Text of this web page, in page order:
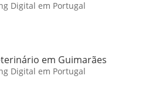
Digital em Portugal
em Guimarães
Digital em Portugal